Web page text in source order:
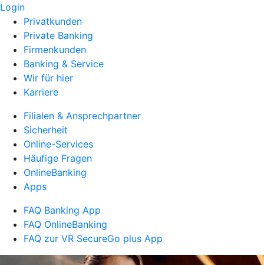
Login
Privatkunden
Private Banking
Firmenkunden
Banking & Service
Wir für hier
Karriere
Filialen & Ansprechpartner
Sicherheit
Online-Services
Häufige Fragen
OnlineBanking
Apps
FAQ Banking App
FAQ OnlineBanking
FAQ zur VR SecureGo plus App